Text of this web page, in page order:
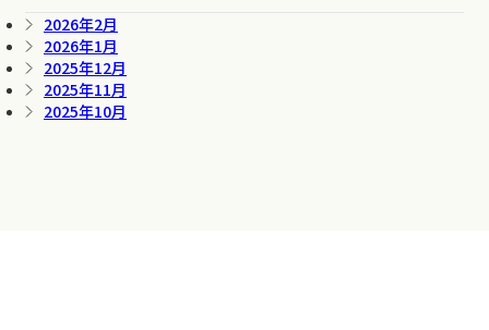
2026年2月
2026年1月
2025年12月
2025年11月
2025年10月